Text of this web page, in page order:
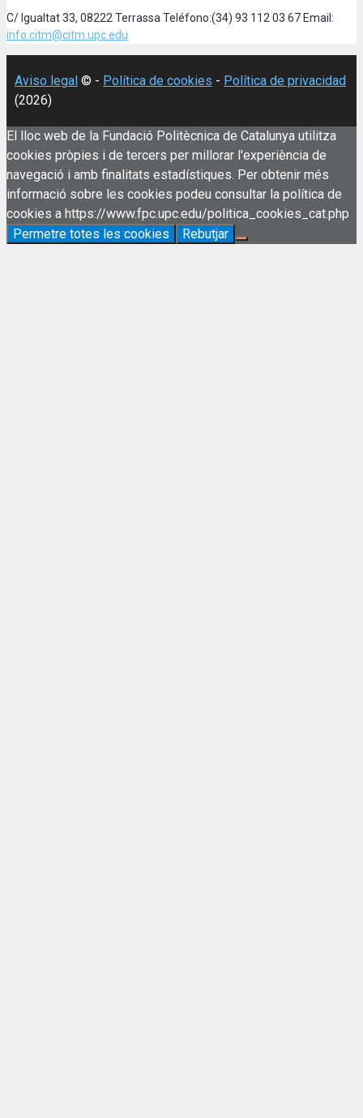
C/ Igualtat 33, 08222 Terrassa Teléfono:(34) 93 112 03 67 Email:
info.citm@citm.upc.edu
Aviso legal © - Política de cookies - Política de privacidad
(2026)
El lloc web de la Fundació Politècnica de Catalunya utilitza
cookies pròpies i de tercers per millorar l'experiència de
navegació i amb finalitats estadístiques. Per obtenir més
informació sobre les cookies podeu consultar la política de
cookies a https://www.fpc.upc.edu/politica_cookies_cat.php
Permetre totes les cookies
Rebutjar